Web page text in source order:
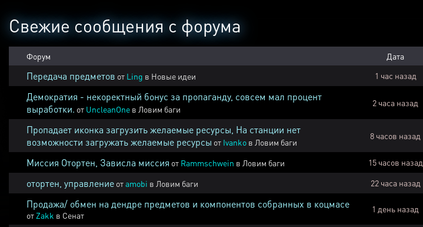
Свежие сообщения с форума
Форум Дата
Передача предметов от Ling в Новые идеи 1 час назад
Демократия - некоректный бонус за пропаганду, совсем мал процент
выработки. от UncleanOne в Ловим баги
2 часа назад
Пропадает иконка загрузить желаемые ресурсы, На станции нет
возможности загружать желаемые ресурсы от Ivanko в Ловим баги
8 часов назад
Миссия Отортен, Зависла миссия от Rammschwein в Ловим баги 15 часов назад
отортен, управление отamobi в Ловим баги 22 часа назад
Продажа/ обмен на дендре предметов и компонентов собранных в коцмасе
от Zakk в Сенат
1 день назад